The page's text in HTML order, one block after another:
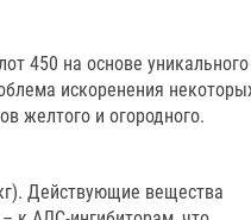
450 на основе уникального
искоренения
желтого и огородного.
Действующие вещества